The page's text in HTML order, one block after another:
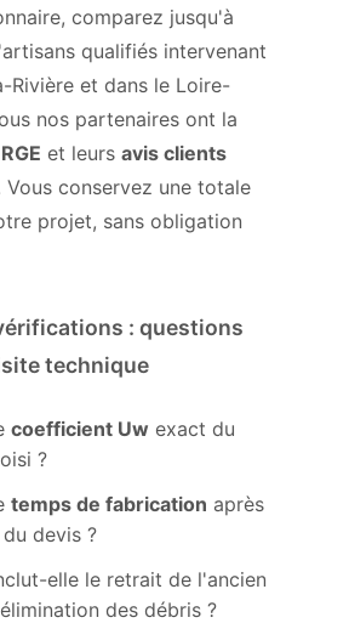
comparez jusqu'à
qualifiés intervenant
Rivière et dans le Loire-
nos partenaires ont la
RGE et leurs avis clients
Vous conservez une totale
projet, sans obligation
: questions
technique
coefficient Uw exact du
?
temps de fabrication après
devis ?
elle le retrait de l'ancien
des débris ?